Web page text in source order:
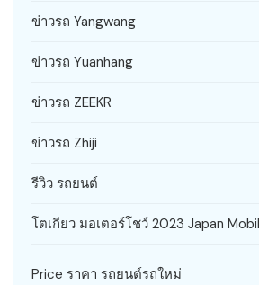
ข่าวรถ Yangwang
ข่าวรถ Yuanhang
ข่าวรถ ZEEKR
ข่าวรถ Zhiji
รีวิว รถยนต์
โตเกียว มอเตอร์โชว์ 2023 Japan
Price ราคา รถยนต์รถใหม่